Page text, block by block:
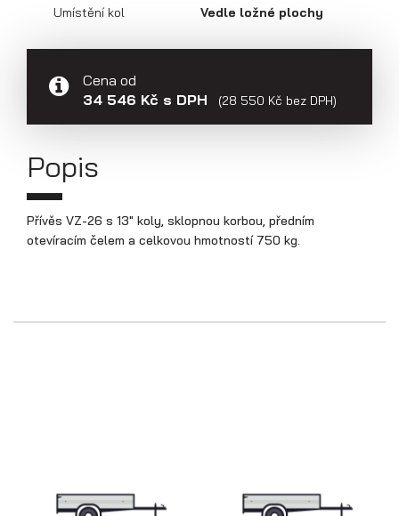
Umístění kol Vedle ložné plochy
Cena od
34 546 Kč s DPH
(28 550 Kč bez DPH)
Popis
Přívěs VZ-26 s 13" koly, sklopnou korbou, předním
otevíracím čelem a celkovou hmotností 750 kg.